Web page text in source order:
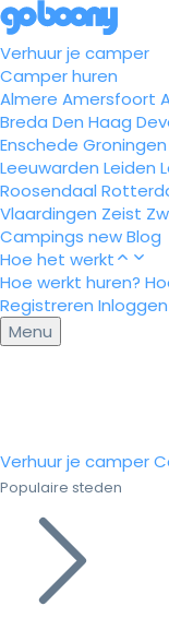
Verhuur je camper
Camper huren
Almere Amersfoort
Breda Den Haag
Enschede Groningen
Leeuwarden Leiden
Roosendaal
Vlaardingen Zeist
Campings newBlog
Hoe het werkt
Hoe werkt huren?
Registreren Inloggen
Menu
Verhuur je camper
Populaire steden